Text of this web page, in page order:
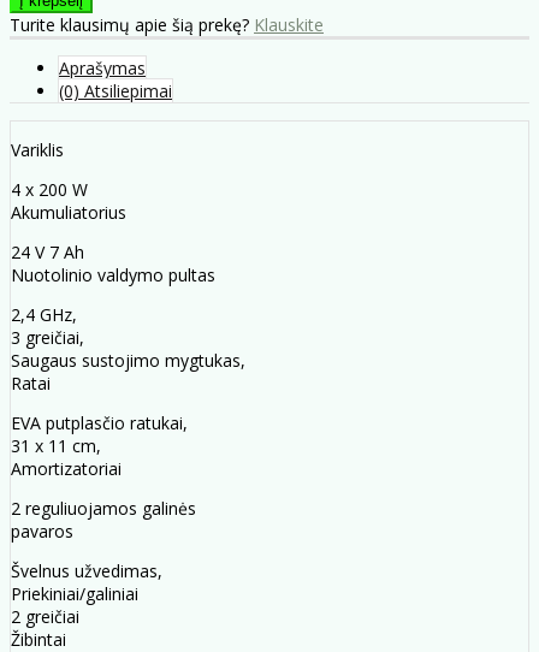
Turite klausimų apie šią prekę? Klauskite
Aprašymas
(0) Atsiliepimai
Variklis
4 x 200 W
Akumuliatorius
24 V 7 Ah
Nuotolinio valdymo pultas
2,4 GHz,
3 greičiai,
Saugaus sustojimo mygtukas,
Ratai
EVA putplasčio ratukai,
31 x 11 cm,
Amortizatoriai
2 reguliuojamos galinės
pavaros
Švelnus užvedimas,
Priekiniai/galiniai
2 greičiai
Žibintai